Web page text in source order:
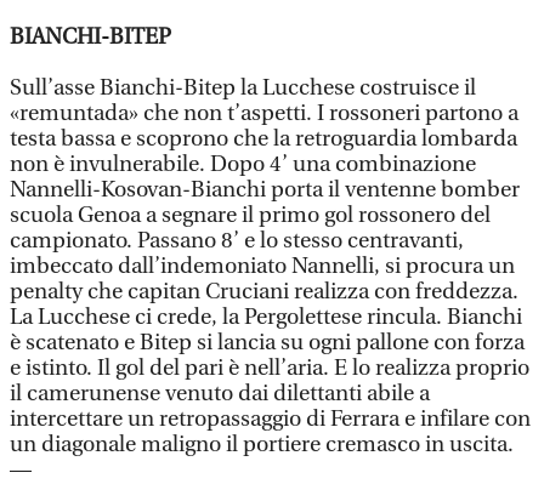
BIANCHI-BITEP
Sull’asse Bianchi-Bitep la Lucchese costruisce il
«remuntada» che non t’aspetti. I rossoneri partono a
testa bassa e scoprono che la retroguardia lombarda
non è invulnerabile. Dopo 4’ una combinazione
Nannelli-Kosovan-Bianchi porta il ventenne bomber
scuola Genoa a segnare il primo gol rossonero del
campionato. Passano 8’ e lo stesso centravanti,
imbeccato dall’indemoniato Nannelli, si procura un
penalty che capitan Cruciani realizza con freddezza.
La Lucchese ci crede, la Pergolettese rincula. Bianchi
è scatenato e Bitep si lancia su ogni pallone con forza
e istinto. Il gol del pari è nell’aria. E lo realizza proprio
il camerunense venuto dai dilettanti abile a
intercettare un retropassaggio di Ferrara e infilare con
un diagonale maligno il portiere cremasco in uscita.
—